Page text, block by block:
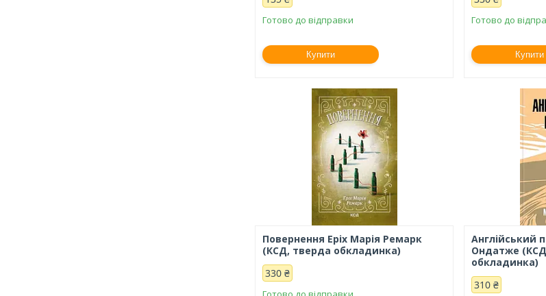
Готово до відправки
Купити
Готово до
Купити
Повернення Еріх Марія Ремарк
(КСД, тверда обкладинка)
330 ₴
Англійський
Ондатже
обкладинка)
310 ₴